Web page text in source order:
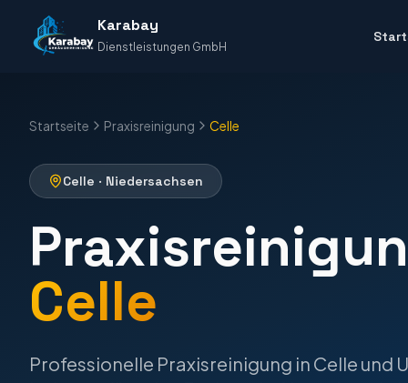
Karabay
Dienstleistungen GmbH
Startseite Praxisreinigung Celle
Celle · Niedersachsen
Celle
Professionelle Praxisreinigung in Celle und